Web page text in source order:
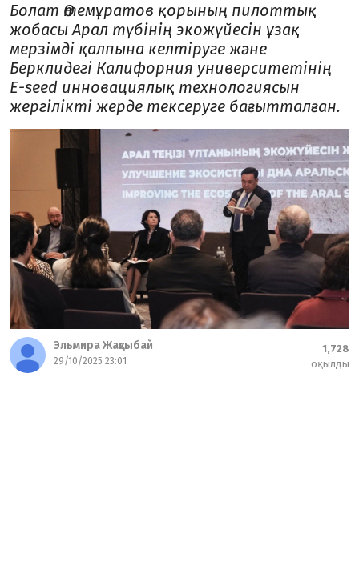
Болат Өтемұратов қорының пилоттық
жобасы Арал түбінің экожүйесін ұзақ
мерзімді қалпына келтіруге және
Берклидегі Калифорния университетінің
Е-seed инновациялық технологиясын
жергілікті жерде тексеруге бағытталған.
Эльмира Жақсыбай
29/10/2025 23:01
1,728
оқылды